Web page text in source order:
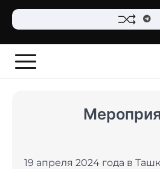
19 апреля 2024 года в